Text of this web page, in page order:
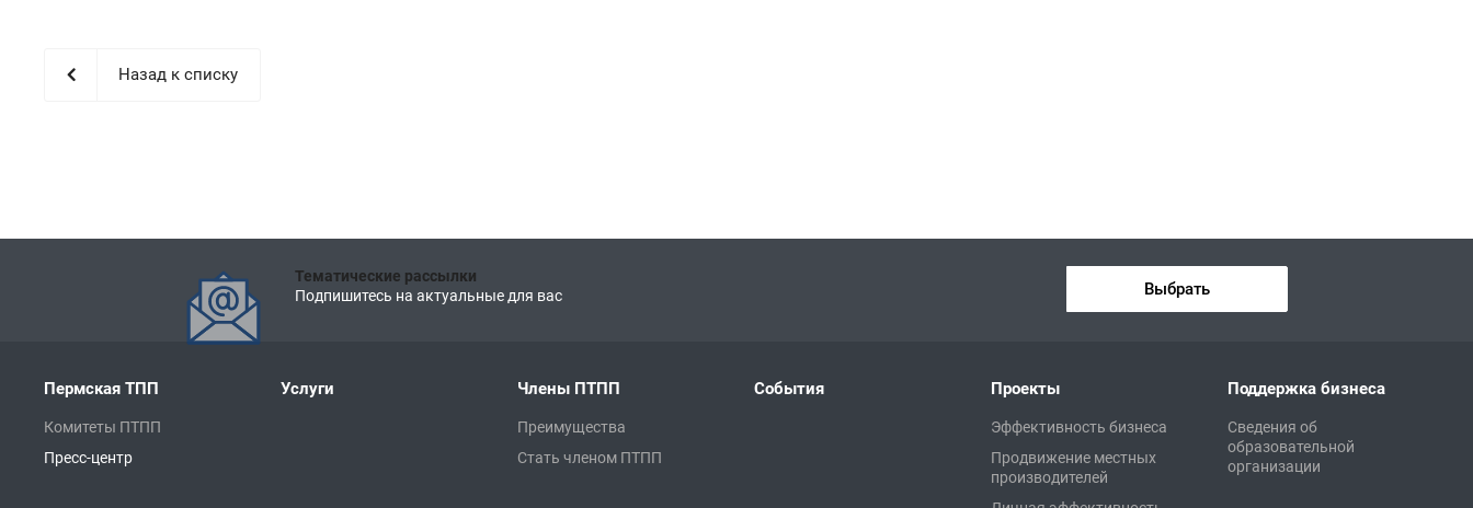
Назад к списку
Тематические рассылки
Подпишитесь на актуальные для вас
Выбрать
Пермская ТПП
Комитеты ПТПП
Пресс-центр
Услуги Члены ПТПП
Преимущества
Стать членом ПТПП
События Проекты
Эффективность бизнеса
Продвижение местных
производителей
Поддержка бизнеса
Сведения об
образовательной
организации